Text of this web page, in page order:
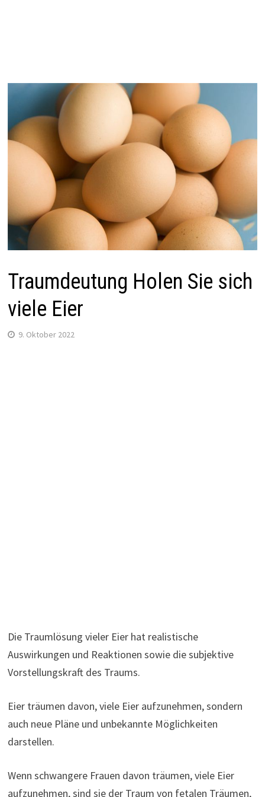
Traumdeutung Holen Sie sich
viele Eier
9. Oktober 2022
Die Traumlösung vieler Eier hat realistische
Auswirkungen und Reaktionen sowie die subjektive
Vorstellungskraft des Traums.
Eier träumen davon, viele Eier aufzunehmen, sondern
auch neue Pläne und unbekannte Möglichkeiten
darstellen.
Wenn schwangere Frauen davon träumen, viele Eier
aufzunehmen, sind sie der Traum von fetalen Träumen,